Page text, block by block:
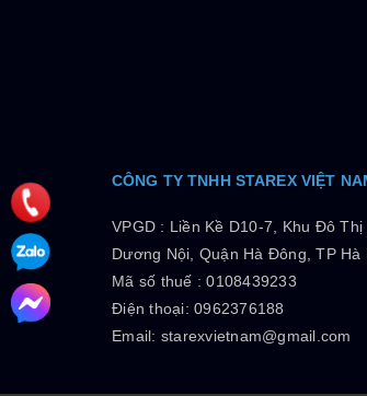
CÔNG TY TNHH STAREX VIỆT
VPGD : Liền Kề D10-7, Khu Đô
Dương Nội, Quận Hà Đông, TP Hà
Mã số thuế :0108439233
Điện thoại: 0962376188
Email: starexvietnam@gmail.com